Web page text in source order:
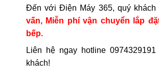
Đến với Điện Máy 365, quý
vấn, Miễn phí vận chuyển lắp
bếp.
Liên hệ ngay hotline 0974329191
khách!